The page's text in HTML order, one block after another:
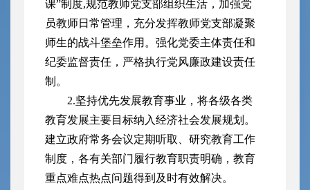
课”制度,规范教师党支部组织生活，加强党
员教师日常管理，充分发挥教师党支部凝聚
师生的战斗堡垒作用。强化党委主体责任和
纪委监督责任，严格执行党风廉政建设责任
制。
2.坚持优先发展教育事业，将各级各类
教育发展主要目标纳入经济社会发展规划。
建立政府常务会议定期听取、研究教育工作
制度，各有关部门履行教育职责明确，教育
重点难点热点问题得到及时有效解决。